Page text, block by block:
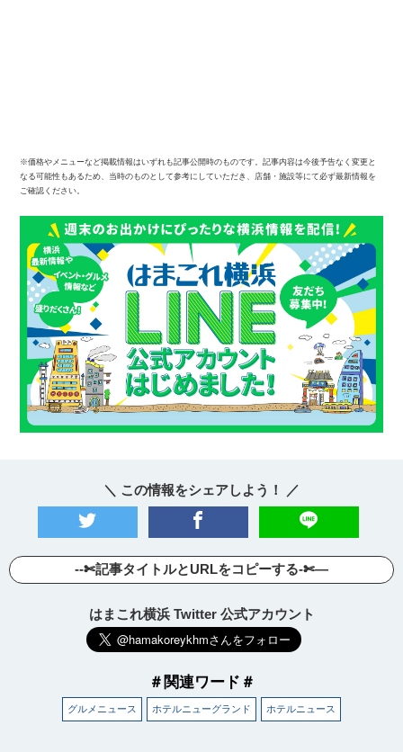
※価格やメニューなど掲載情報はいずれも記事公開時のものです。記事内容は今後予告なく変更と
なる可能性もあるため、当時のものとして参考にしていただき、店舗・施設等にて必ず最新情報を
ご確認ください。
＼ この情報をシェアしよう！ ／
--✄記事タイトルとURLをコピーする-✄—
はまこれ横浜 Twitter 公式アカウント
＃関連ワード＃
グルメニュース ホテルニューグランド ホテルニュース